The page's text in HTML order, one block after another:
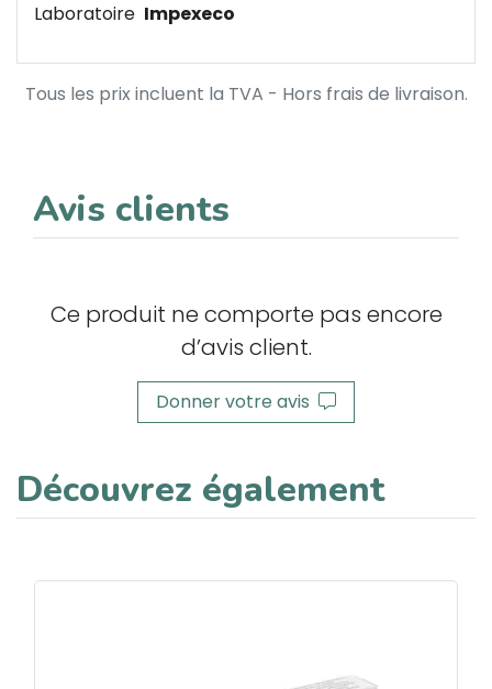
Laboratoire Impexeco
Tous les prix incluent la TVA - Hors frais de livraison.
Avis clients
Ce produit ne comporte pas encore
d’avis client.
Donner votre avis
Découvrez également